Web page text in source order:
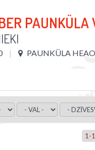
PAUNKÜLA
PAUNKÜLA
1 -